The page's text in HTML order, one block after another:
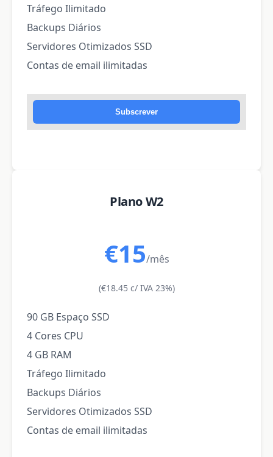
Tráfego Ilimitado
Backups Diários
Servidores Otimizados SSD
Contas de email ilimitadas
Subscrever
Plano W2
€15/mês
(€18.45 c/ IVA 23%)
90 GB Espaço SSD
4 Cores CPU
4 GB RAM
Tráfego Ilimitado
Backups Diários
Servidores Otimizados SSD
Contas de email ilimitadas